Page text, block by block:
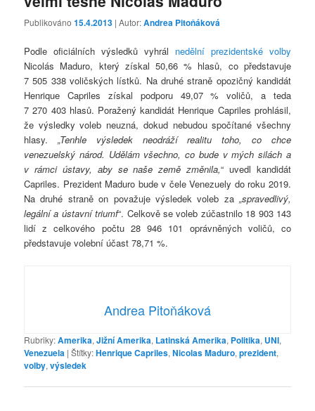
Publikováno15.4.2013 | Autor:Andrea Pitoňáková
Podle oficiálních výsledků vyhrál nedělní prezidentské volby
Nicolás Maduro, který získal 50,66 % hlasů, co představuje
7 505 338 voličských lístků. Na druhé straně opozičný kandidát
Henrique Capriles získal podporu 49,07 % voličů, a teda
7 270 403 hlasů. Poražený kandidát Henrique Capriles prohlásil,
že výsledky voleb neuzná, dokud nebudou spočítané všechny
hlasy. „Tenhle výsledek neodráží realitu toho, co chce
venezuelský národ. Udělám všechno, co bude v mých silách a
v rámci ústavy, aby se naše země změnila,“ uvedl kandidát
Capriles. Prezident Maduro bude v čele Venezuely do roku 2019.
Na druhé straně on považuje výsledek voleb za „spravedlivý,
legální a ústavní triumf“. Celkově se voleb zúčastnilo 18 903 143
lidí z celkového počtu 28 946 101 oprávněných voličů, co
představuje volební účast 78,71 %.
Andrea Pitoňáková
Rubriky:Amerika,Jižní Amerika, Latinská Amerika, Politika, UNI,
Venezuela |Štítky:Henrique Capriles,Nicolas Maduro,prezident,
volby,výsledek